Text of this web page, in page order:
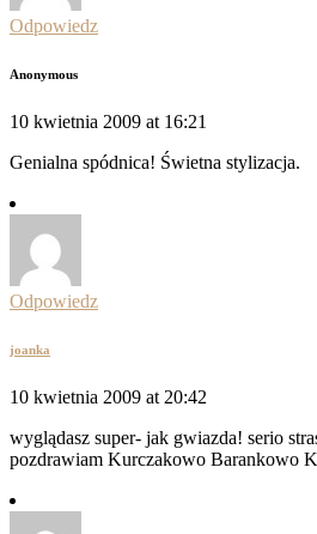
Odpowiedz
Anonymous
10 kwietnia 2009 at 16:21
Genialna spódnica! Świetna stylizacja.
Odpowiedz
joanka
10 kwietnia 2009 at 20:42
wyglądasz super- jak gwiazda! serio
pozdrawiam Kurczakowo Barankowo